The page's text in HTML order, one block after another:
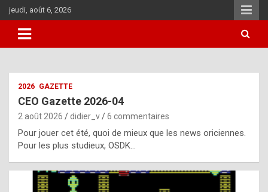
Aller
au
contenu
jeudi, août 6, 2026
i
u
l
2026 GAZETTE
CEO Gazette 2026-04
2 août 2026 didier_v 6 commentaires
Pour jouer cet été, quoi de mieux que les news oriciennes.
Pour les plus studieux, OSDK…